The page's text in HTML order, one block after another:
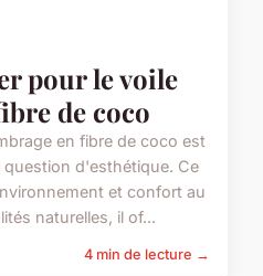
pour le voile
de coco
en fibre de coco est
d'esthétique. Ce
et confort au
naturelles, il of...
4 min de lecture →